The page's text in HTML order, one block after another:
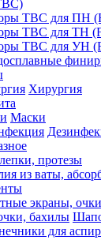
ТВС для ПН
ТВС для ТН
ТВС для УН
Хирургия
Маски
протезы